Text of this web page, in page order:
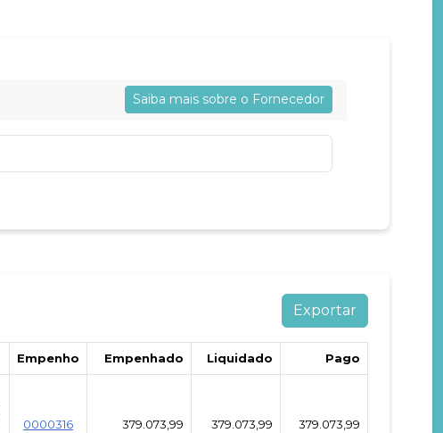
Saiba mais sobre o Fornecedor
Empenho Empenhado Liquidado Pago
0000316 379.073,99 379.073,99 379.073,99